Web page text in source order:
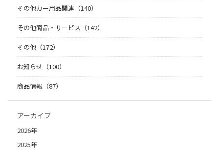
その他カー用品関連（140）
その他商品・サービス（142）
その他（172）
お知らせ（100）
商品情報（87）
アーカイブ
2026年
2025年